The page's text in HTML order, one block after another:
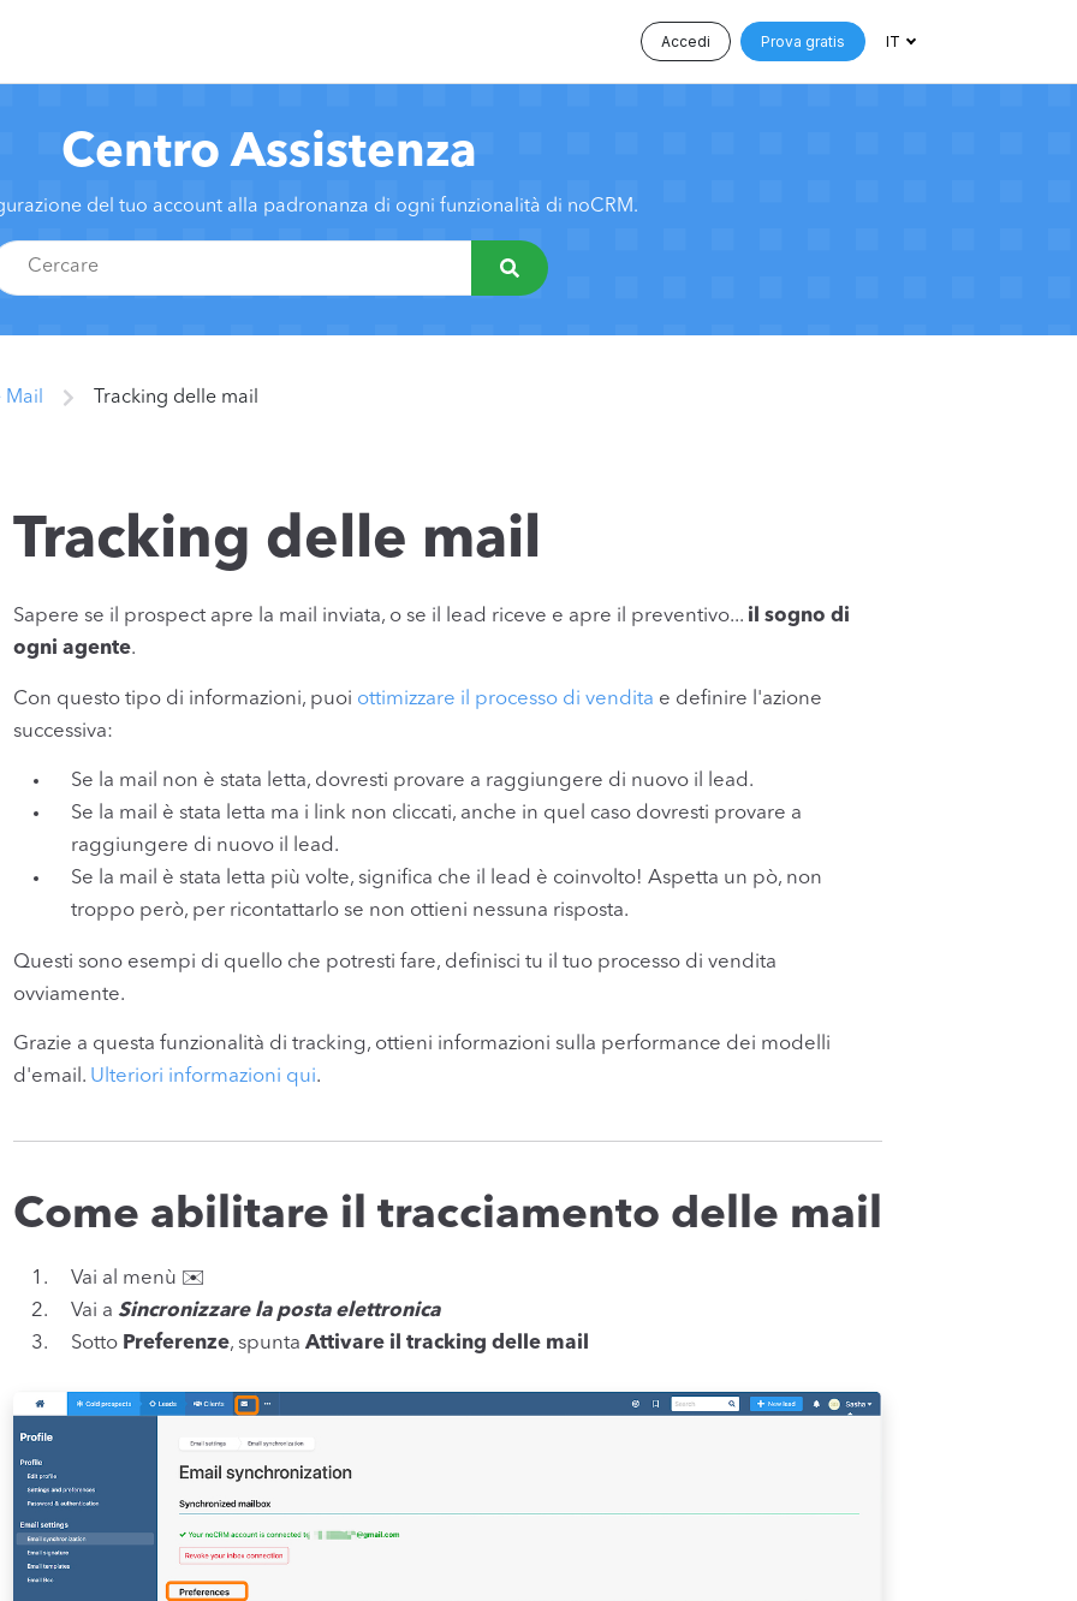
Accedi Prova gratis IT
Centro Assistenza
del tuo account alla padronanza di ogni funzionalità di noCRM.
Tracking delle mail
Tracking delle mail
Sapere se il prospect apre la mail inviata, o se il lead riceve e apre il preventivo... il sogno di
ogni agente.
Con questo tipo di informazioni, puoi ottimizzare il processo di vendita e definire l'azione
successiva:
Se la mail non è stata letta, dovresti provare a raggiungere di nuovo il lead.
Se la mail è stata letta ma i link non cliccati, anche in quel caso dovresti provare a
raggiungere di nuovo il lead.
Se la mail è stata letta più volte, significa che il lead è coinvolto! Aspetta un pò, non
troppo però, per ricontattarlo se non ottieni nessuna risposta.
Questi sono esempi di quello che potresti fare, definisci tu il tuo processo di vendita
ovviamente.
Grazie a questa funzionalità di tracking, ottieni informazioni sulla performance dei modelli
d'email. Ulteriori informazioni qui.
Come abilitare il tracciamento delle mail
Vai al menù ✉️
Vai a Sincronizzare la posta elettronica
Sotto Preferenze, spunta Attivare il tracking delle mail